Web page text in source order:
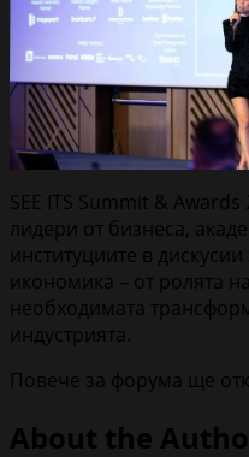
SEE ITS Summit &
лидери от бизнеса,
институциите в
икономика – от ролята
необходимата
индустрията.
Повече за форума ще
About the